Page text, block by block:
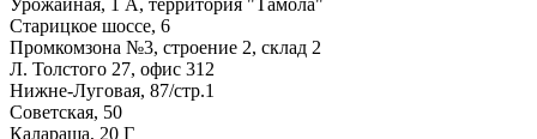
Старицкое шоссе, 6
Промкомзона №3, строение 2, склад 2
Л. Толстого 27, офис 312
Нижне-Луговая, 87/стр.1
Советская, 50
Калараша, 20 Г